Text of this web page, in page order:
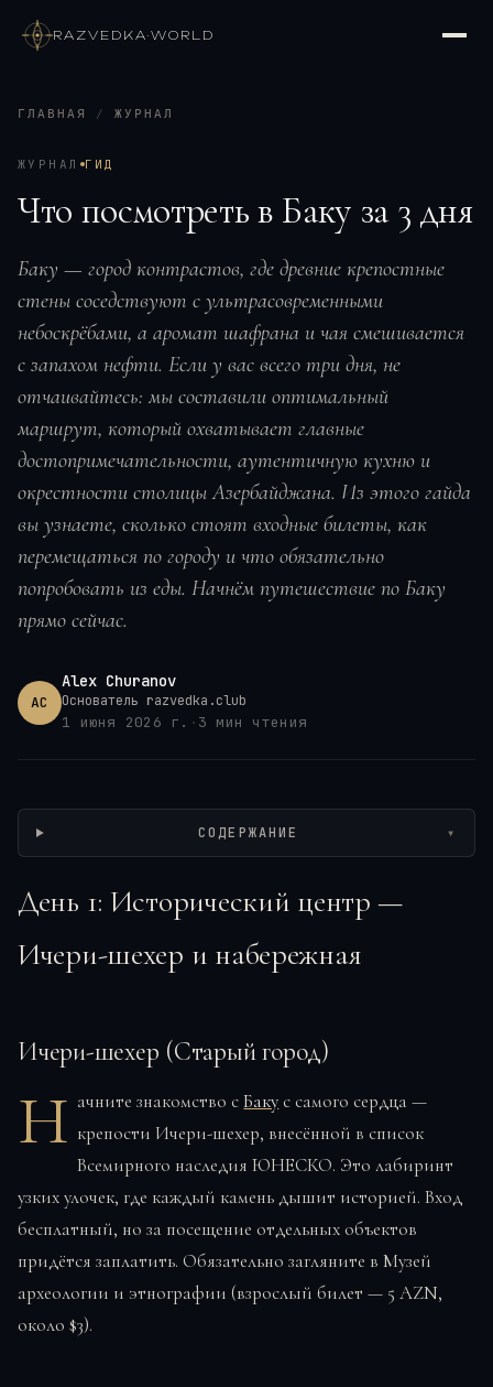
RAZVEDKA·WORLD
ГЛАВНАЯ / ЖУРНАЛ
ЖУРНАЛ ГИД
Что посмотреть в Баку за 3 дня
Баку — город контрастов, где древние крепостные
стены соседствуют с ультрасовременными
небоскрёбами, а аромат шафрана и чая смешивается
с запахом нефти. Если у вас всего три дня, не
отчаивайтесь: мы составили оптимальный
маршрут, который охватывает главные
достопримечательности, аутентичную кухню и
окрестности столицы Азербайджана. Из этого гайда
вы узнаете, сколько стоят входные билеты, как
перемещаться по городу и что обязательно
попробовать из еды. Начнём путешествие по Баку
прямо сейчас.
AC
Alex Churanov
Основатель razvedka.club
1 июня 2026 г. · 3 мин чтения
СОДЕРЖАНИЕ ▾
День 1: Исторический центр —
Ичери-шехер и набережная
Ичери-шехер (Старый город)
Н ачните знакомство сБакус самого сердца —
крепости Ичери-шехер, внесённой в список
Всемирного наследия ЮНЕСКО. Это лабиринт
узких улочек, где каждый камень дышит историей. Вход
бесплатный, но за посещение отдельных объектов
придётся заплатить. Обязательно загляните в Музей
археологии и этнографии (взрослый билет — 5 AZN,
около $3).